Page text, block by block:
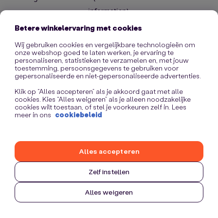
information).
Betere winkelervaring met cookies
Wij gebruiken cookies en vergelijkbare technologieën om
onze webshop goed te laten werken, je ervaring te
personaliseren, statistieken te verzamelen en, met jouw
toestemming, persoonsgegevens te gebruiken voor
gepersonaliseerde en niet-gepersonaliseerde advertenties.
Klik op “Alles accepteren” als je akkoord gaat met alle
cookies. Kies “Alles weigeren” als je alleen noodzakelijke
cookies wilt toestaan, of stel je voorkeuren zelf in. Lees
meer in ons cookiebeleid
Zelf instellen
Alles weigeren
Alles accepteren